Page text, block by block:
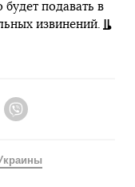
подавать в
извинений.